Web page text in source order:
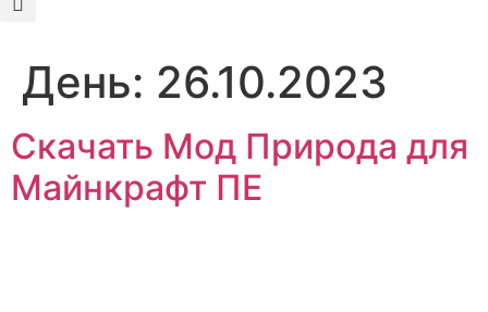
День: 26.10.2023
Скачать Мод Природа для
Майнкрафт ПЕ